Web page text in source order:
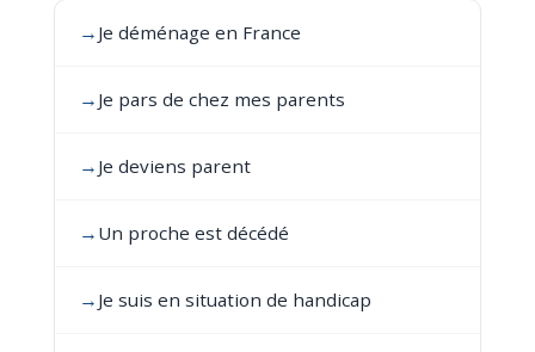
→ Je déménage en France
→ Je pars de chez mes parents
→ Je deviens parent
→ Un proche est décédé
→ Je suis en situation de handicap